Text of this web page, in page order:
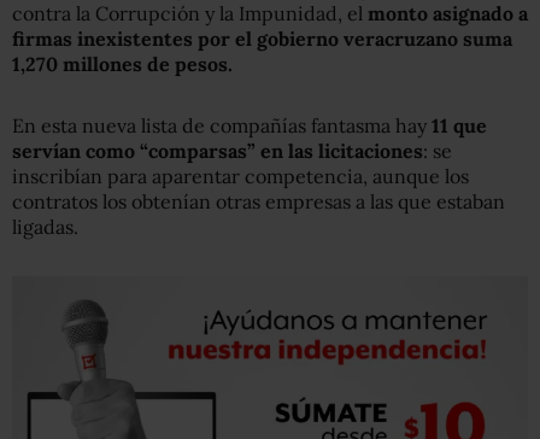
contra la Corrupción y la Impunidad, el monto asignado a
firmas inexistentes por el gobierno veracruzano suma
1,270 millones de pesos.
En esta nueva lista de compañías fantasma hay 11 que
servían como “comparsas” en las licitaciones: se
inscribían para aparentar competencia, aunque los
contratos los obtenían otras empresas a las que estaban
ligadas.